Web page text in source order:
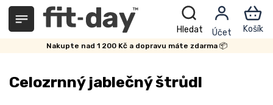
Přejít
obsah
Nakupte nad 1 200 Kč a dopravu máte zdarma 📦
Celozrnný jablečný štrůdl